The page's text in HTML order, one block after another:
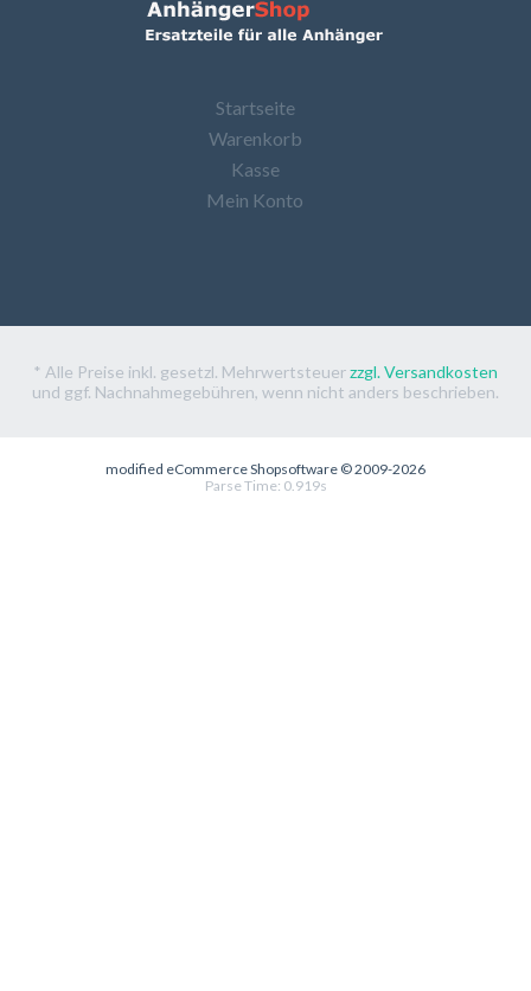
Startseite
Warenkorb
Kasse
Mein Konto
* Alle Preise inkl. gesetzl. Mehrwertsteuerzzgl. Versandkosten
und ggf. Nachnahmegebühren, wenn nicht anders beschrieben.
modified eCommerce Shopsoftware © 2009-2026
Parse Time: 0.919s